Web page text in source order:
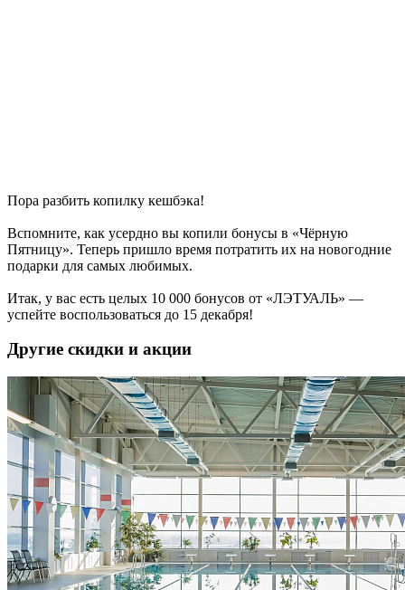
Пора разбить копилку кешбэка!
Вспомните, как усердно вы копили бонусы в «Чёрную
Пятницу». Теперь пришло время потратить их на новогодние
подарки для самых любимых.
Итак, у вас есть целых 10 000 бонусов от «ЛЭТУАЛЬ» —
успейте воспользоваться до 15 декабря!
Другие скидки и акции